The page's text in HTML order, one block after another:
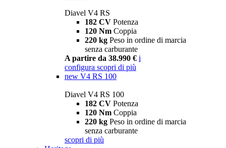
Diavel V4 RS
182 CV Potenza
120 Nm Coppia
220 kg Peso in ordine di marcia
senza carburante
A partire da 38.990 € i
configura scopri di più
new V4 RS 100
Diavel V4 RS 100
182 CV Potenza
120 Nm Coppia
220 kg Peso in ordine di marcia
senza carburante
scopri di più